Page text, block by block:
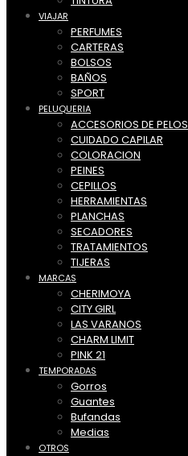
VIAJAR
PERFUMES
CARTERAS
BOLSOS
BAÑOS
SPORT
PELUQUERIA
ACCESORIOS DE PELOS
CUIDADO CAPILAR
COLORACION
PEINES
CEPILLOS
HERRAMIENTAS
PLANCHAS
SECADORES
TRATAMIENTOS
TIJERAS
MARCAS
CHERIMOYA
CITY GIRL
LAS VARANOS
CHARM LIMIT
PINK 21
TEMPORADAS
Gorros
Guantes
Bufandas
Medias
OTROS